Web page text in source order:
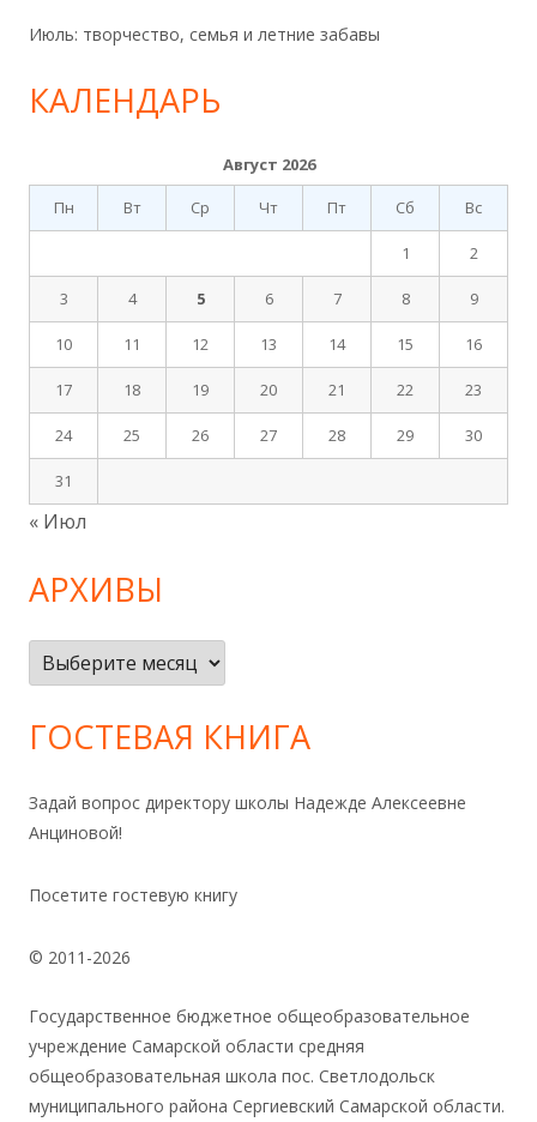
Июль: творчество, семья и летние забавы
КАЛЕНДАРЬ
Август 2026
Пн
Вт Ср Чт Пт Сб Вс
1 2
3 4 5 6 7 8 9
10 11 12 13 14 15 16
17 18 19 20 21 22 23
24 25 26 27 28 29 30
31
« Июл
АРХИВЫ
Архивы
ГОСТЕВАЯ КНИГА
Задай вопрос директору школы Надежде Алексеевне
Анциновой!
Посетите гостевую книгу
© 2011-2026
Государственное бюджетное общеобразовательное
учреждение Самарской области средняя
общеобразовательная школа пос. Светлодольск
муниципального района Сергиевский Самарской области.